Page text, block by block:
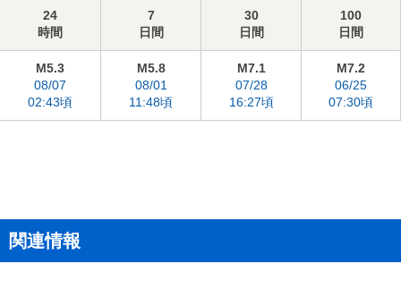
24
時間
7
日間
30
日間
100
日間
M5.3
08/07
02:43頃
M5.8
08/01
11:48頃
M7.1
07/28
16:27頃
M7.2
06/25
07:30頃
関連情報